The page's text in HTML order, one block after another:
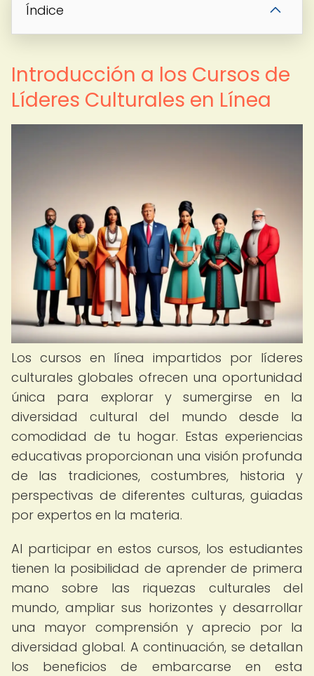
Índice
Introducción a los Cursos de
Líderes Culturales en Línea
Los cursos en línea impartidos por líderes
culturales globales ofrecen una oportunidad
única para explorar y sumergirse en la
diversidad cultural del mundo desde la
comodidad de tu hogar. Estas experiencias
educativas proporcionan una visión profunda
de las tradiciones, costumbres, historia y
perspectivas de diferentes culturas, guiadas
por expertos en la materia.
Al participar en estos cursos, los estudiantes
tienen la posibilidad de aprender de primera
mano sobre las riquezas culturales del
mundo, ampliar sus horizontes y desarrollar
una mayor comprensión y aprecio por la
diversidad global. A continuación, se detallan
los beneficios de embarcarse en esta